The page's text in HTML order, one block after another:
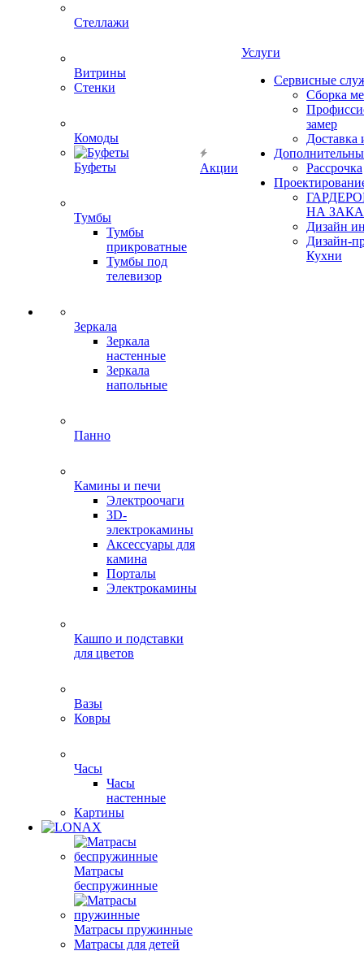
Стеллажи
Витрины
Стенки
Комоды
Буфеты
Тумбы
Тумбы
прикроватные
Тумбы под
телевизор
Зеркала
Зеркала
настенные
Зеркала
напольные
Панно
Камины и печи
Электроочаги
3D-
электрокамины
Аксессуары для
камина
Порталы
Электрокамины
Кашпо и подставки
для цветов
Вазы
Ковры
Часы
Часы
настенные
Картины
Матрасы
беспружинные
Матрасы пружинные
Матрасы для детей
Акции
Услуги
Сервисные
Сборка
замер
Доставка
Рассрочка
НА
Дизайн
Дизайн-
Кухни